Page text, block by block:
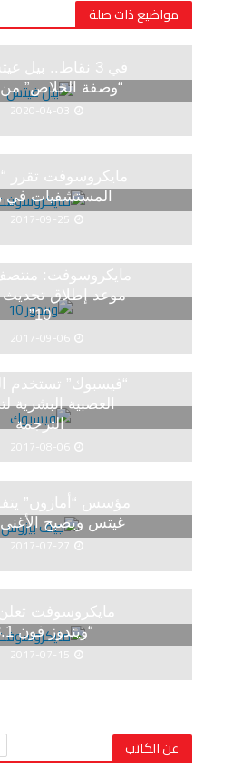
مواضيع ذات صلة
في 3 نقاط.. بيل
“وصفة الخلاص” من
2020-04-03
مايكروسوفت تقرر
المستشفيات في
2017-09-25
مايكروسوفت: منتصف
موعد إطلاق تحديث
10”
2017-09-06
“فيسبوك” تستخدم
العصبية البشرية
الترجمة
2017-08-06
مؤسس “أمازون”
غيتس ويصبح الأغنى
2017-07-27
مايكروسوفت
“ويندوز فون 8.1”
2017-07-15
عن الكاتب